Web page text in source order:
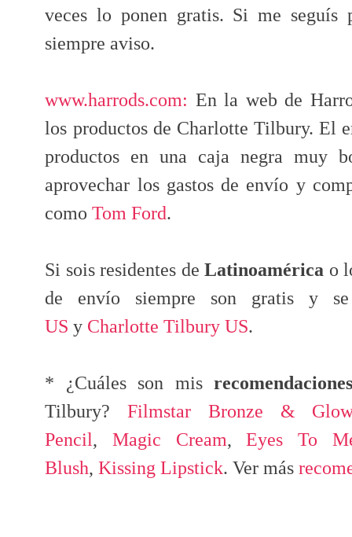
veces lo ponen gratis. Si me
siempre aviso.
www.harrods.com: En la web de
los productos de Charlotte Tilbury. El
productos en una caja negra muy
aprovechar los gastos de envío y
comoTom Ford.
Si sois residentes deLatinoamérica o
de envío siempre son gratis y
US y Charlotte Tilbury US.
* ¿Cuáles son mis recomendaciones
Tilbury?Filmstar Bronze & Glow
Pencil,Magic Cream,Eyes To
Blush,Kissing Lipstick. Ver más